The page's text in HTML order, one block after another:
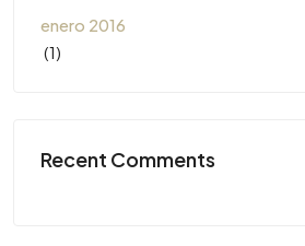
enero 2016
(1)
Recent Comments